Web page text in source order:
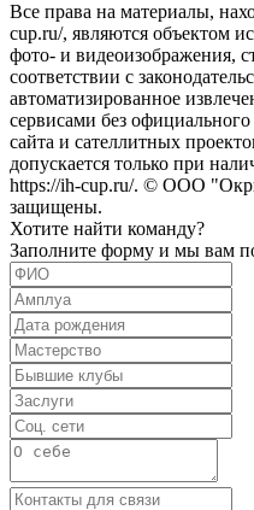
Все права на материалы,
cup.ru/, являются объектом
фото- и видеоизображения,
соответствии с
автоматизированное
сервисами без
сайта и сателлитных
допускается только при
https://ih-cup.ru/. © ООО
защищены.
Хотите найти команду?
Заполните форму и мы вам